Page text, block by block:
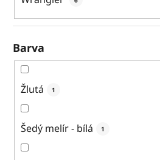
Barva
Žlutá 1
Šedý melír - bílá 1